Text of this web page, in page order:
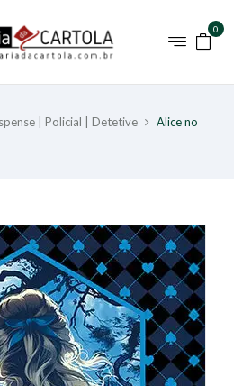
0
| Policial | Detetive
Alice no